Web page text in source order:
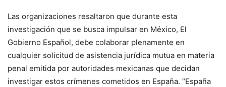
Las organizaciones resaltaron que durante esta
investigación que se busca impulsar en México, El
Gobierno Español, debe colaborar plenamente en
cualquier solicitud de asistencia jurídica mutua en materia
penal emitida por autoridades mexicanas que decidan
investigar estos crímenes cometidos en España. “España